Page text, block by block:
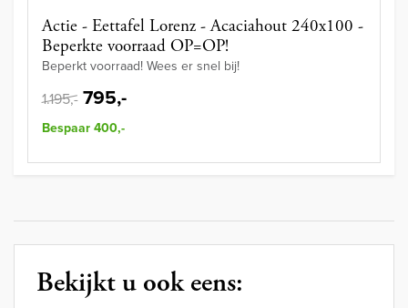
Actie - Eettafel Lorenz - Acaciahout 240x100 -
Beperkte voorraad OP=OP!
Beperkt voorraad! Wees er snel bij!
1.195,- 795,-
Bespaar 400,-
Bekijkt u ook eens: